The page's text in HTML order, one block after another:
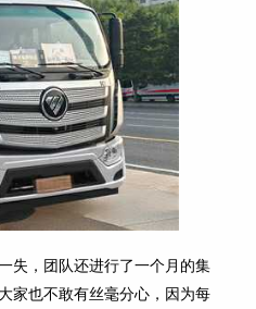
失，团队还进行了一个月的集
家也不敢有丝毫分心，因为每